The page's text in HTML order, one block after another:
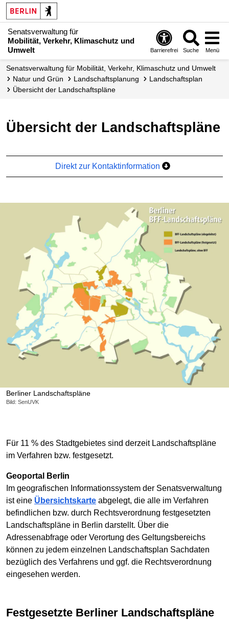
Senatsverwaltung für
Mobilität, Verkehr, Klimaschutz und
Umwelt
Barrierefrei Suche Menü
Senatsverwaltung für Mobilität, Verkehr, Klimaschutz und Umwelt
Natur und Grün
Landschafts­planung
Landschaftsplan
Übersicht der Landschaftspläne
Übersicht der Landschaftspläne
Direkt zur Kontaktinformation
Berliner Landschaftspläne
Bild: SenUVK
Für 11 % des Stadtgebietes sind derzeit Landschaftspläne
im Verfahren bzw. festgesetzt.
Geoportal Berlin
Im geografischen Informationssystem der Senatsverwaltung
ist eine Übersichtskarte abgelegt, die alle im Verfahren
befindlichen bzw. durch Rechtsverordnung festgesetzten
Landschaftspläne in Berlin darstellt. Über die
Adressenabfrage oder Verortung des Geltungsbereichs
können zu jedem einzelnen Landschaftsplan Sachdaten
bezüglich des Verfahrens und ggf. die Rechtsverordnung
eingesehen werden.
Festgesetzte Berliner Landschaftspläne